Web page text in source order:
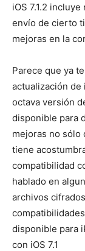
iOS 7.1.2
envío de cierto
mejoras en la
Parece que ya
actualización de
octava versión
disponible para
mejoras no sólo
tiene
compatibilidad
hablado en
archivos
disponible para
con iOS 7.1